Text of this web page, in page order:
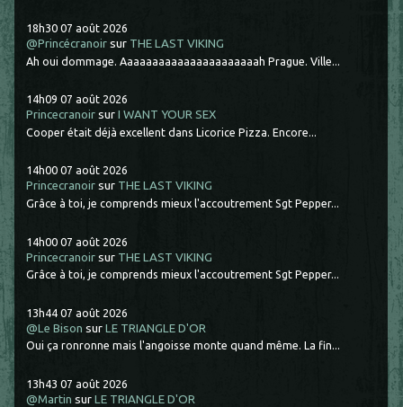
18h30 07 août 2026
@Princécranoir sur THE LAST VIKING
Ah oui dommage. Aaaaaaaaaaaaaaaaaaaaaah Prague. Ville...
14h09 07 août 2026
Princecranoir surI WANT YOUR SEX
Cooper était déjà excellent dans Licorice Pizza. Encore...
14h00 07 août 2026
Princecranoir sur THE LAST VIKING
Grâce à toi, je comprends mieux l'accoutrement Sgt Pepper...
14h00 07 août 2026
Princecranoir sur THE LAST VIKING
Grâce à toi, je comprends mieux l'accoutrement Sgt Pepper...
13h44 07 août 2026
@Le Bison surLE TRIANGLE D'OR
Oui ça ronronne mais l'angoisse monte quand même. La fin...
13h43 07 août 2026
@Martin surLE TRIANGLE D'OR